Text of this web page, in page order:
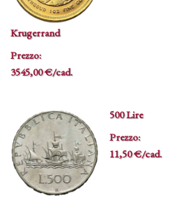
Krugerrand
Prezzo:
3545,00 €/cad.
500 Lire
Prezzo:
11,50 €/cad.